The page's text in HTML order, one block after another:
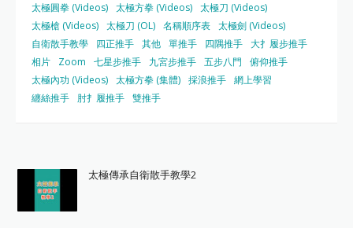
太極圓拳 (Videos) 太極方拳 (Videos) 太極刀 (Videos)
太極槍 (Videos) 太極刀 (OL) 名稱順序表 太極劍 (Videos)
自衛散手教學
四正推手 其他 單推手 四隅推手 大扌履步推手
相片
Zoom 七星步推手 九宮步推手 五步八門
俯仰推手
太極內功 (Videos) 太極方拳 (集體) 採浪推手 網上學習
纏絲推手
肘扌履推手 雙推手
太極傳承自衛散手教學2